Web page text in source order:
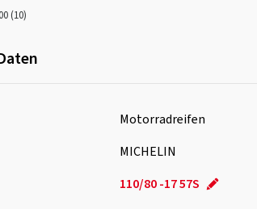
(10)
Motorradreifen
MICHELIN
110/80 -17 57S